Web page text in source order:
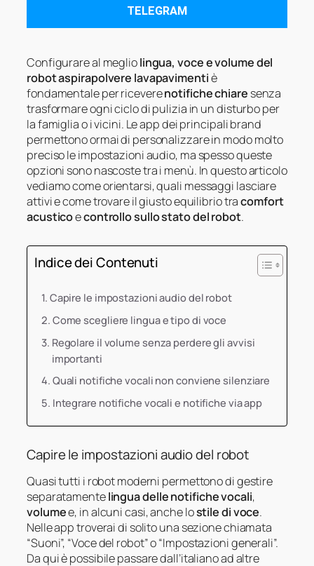
TELEGRAM
Configurare al megliolingua, voce e volume del
robot aspirapolvere lavapavimentiè
fondamentale per riceverenotifiche chiare senza
trasformare ogni ciclo di pulizia in un disturbo per
la famiglia o i vicini. Le app dei principali brand
permettono ormai di personalizzare in modo molto
preciso le impostazioni audio, ma spesso queste
opzioni sono nascoste tra i menù. In questo articolo
vediamo come orientarsi, quali messaggi lasciare
attivi e come trovare il giusto equilibrio tracomfort
acusticoecontrollo sullo stato del robot.
Indice dei Contenuti
Capire le impostazioni audio del robot
Come scegliere lingua e tipo di voce
Regolare il volume senza perdere gli avvisi
importanti
Quali notifiche vocali non conviene silenziare
Integrare notifiche vocali e notifiche via app
Capire le impostazioni audio del robot
Quasi tutti i robot moderni permettono di gestire
separatamentelingua delle notifiche vocali,
volumee, in alcuni casi, anche lostile di voce.
Nelle app troverai di solito una sezione chiamata
“Suoni”, “Voce del robot” o “Impostazioni generali”.
Da qui è possibile passare dall’italiano ad altre